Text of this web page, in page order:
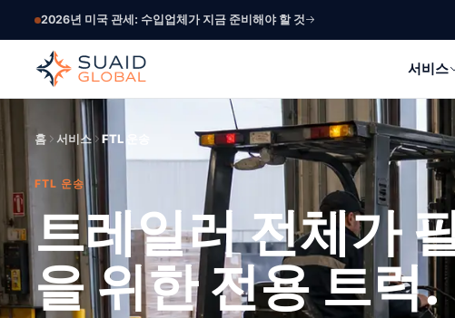
2026년 미국 관세: 수입업체가 지금 준비해야 할 것
서비스
홈 서비스 FTL 운송
FTL 운송
트레일러 전체가
을 위한 전용 트럭.